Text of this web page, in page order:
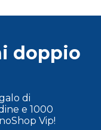
doppio
di
e 1000
Vip!